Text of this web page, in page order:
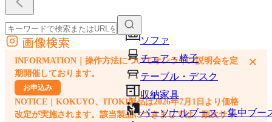
ソファ
チェア・椅子
テーブル・デスク
収納家具
パーソナルブース・集中ブー
外部サイトの商品をカートに追加
他のサイトで見つけた商品ページのURLを貼り付けて、カートに追加できます
画像検索
INFORMATION｜操作方法についてオンライン説明会を定
期開催しております。
お申込み
NOTICE｜KOKUYO、ITOKI製品は2026年7月1日より価格
改定が実施されます。該当製品につきましては、順次サイ
×